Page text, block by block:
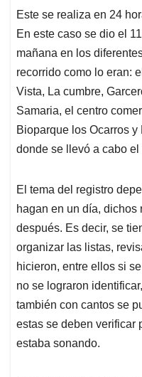
Este se realiza en 24
En este caso se dio el
mañana en los
recorrido como lo eran:
Vista, La cumbre,
Samaria, el centro
Bioparque los Ocarros
donde se llevó a cabo
El tema del registro
hagan en un día, dichos
después. Es decir, se
organizar las listas,
hicieron, entre ellos si
no se lograron
también con cantos se
estas se deben verificar
estaba sonando.